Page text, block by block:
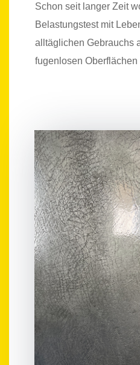
Schon seit langer Zeit
Belastungstest mit
alltäglichen Gebrauchs
fugenlosen Oberflächen